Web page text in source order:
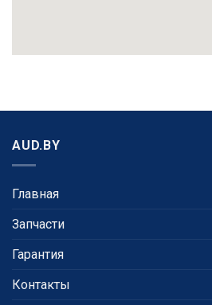
AUD.BY
Главная
Запчасти
Гарантия
Контакты